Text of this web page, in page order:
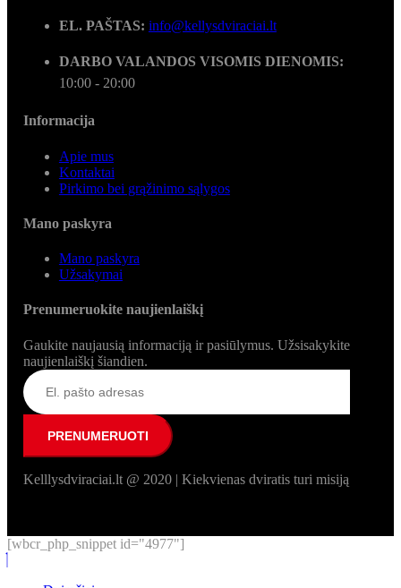
EL. PAŠTAS: info@kellysdviraciai.lt
DARBO VALANDOS VISOMIS DIENOMIS:
10:00 - 20:00
Informacija
Apie mus
Kontaktai
Pirkimo bei grąžinimo sąlygos
Mano paskyra
Mano paskyra
Užsakymai
Prenumeruokite naujienlaiškį
Gaukite naujausią informaciją ir pasiūlymus. Užsisakykite
naujienlaiškį šiandien.
Kelllysdviraciai.lt @ 2020 | Kiekvienas dviratis turi misiją
[wbcr_php_snippet id="4977"]